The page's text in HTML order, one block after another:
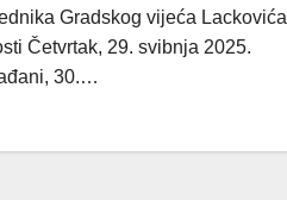
Gradskog vijeća Lackovića
Četvrtak, 29. svibnja 2025.
30.…